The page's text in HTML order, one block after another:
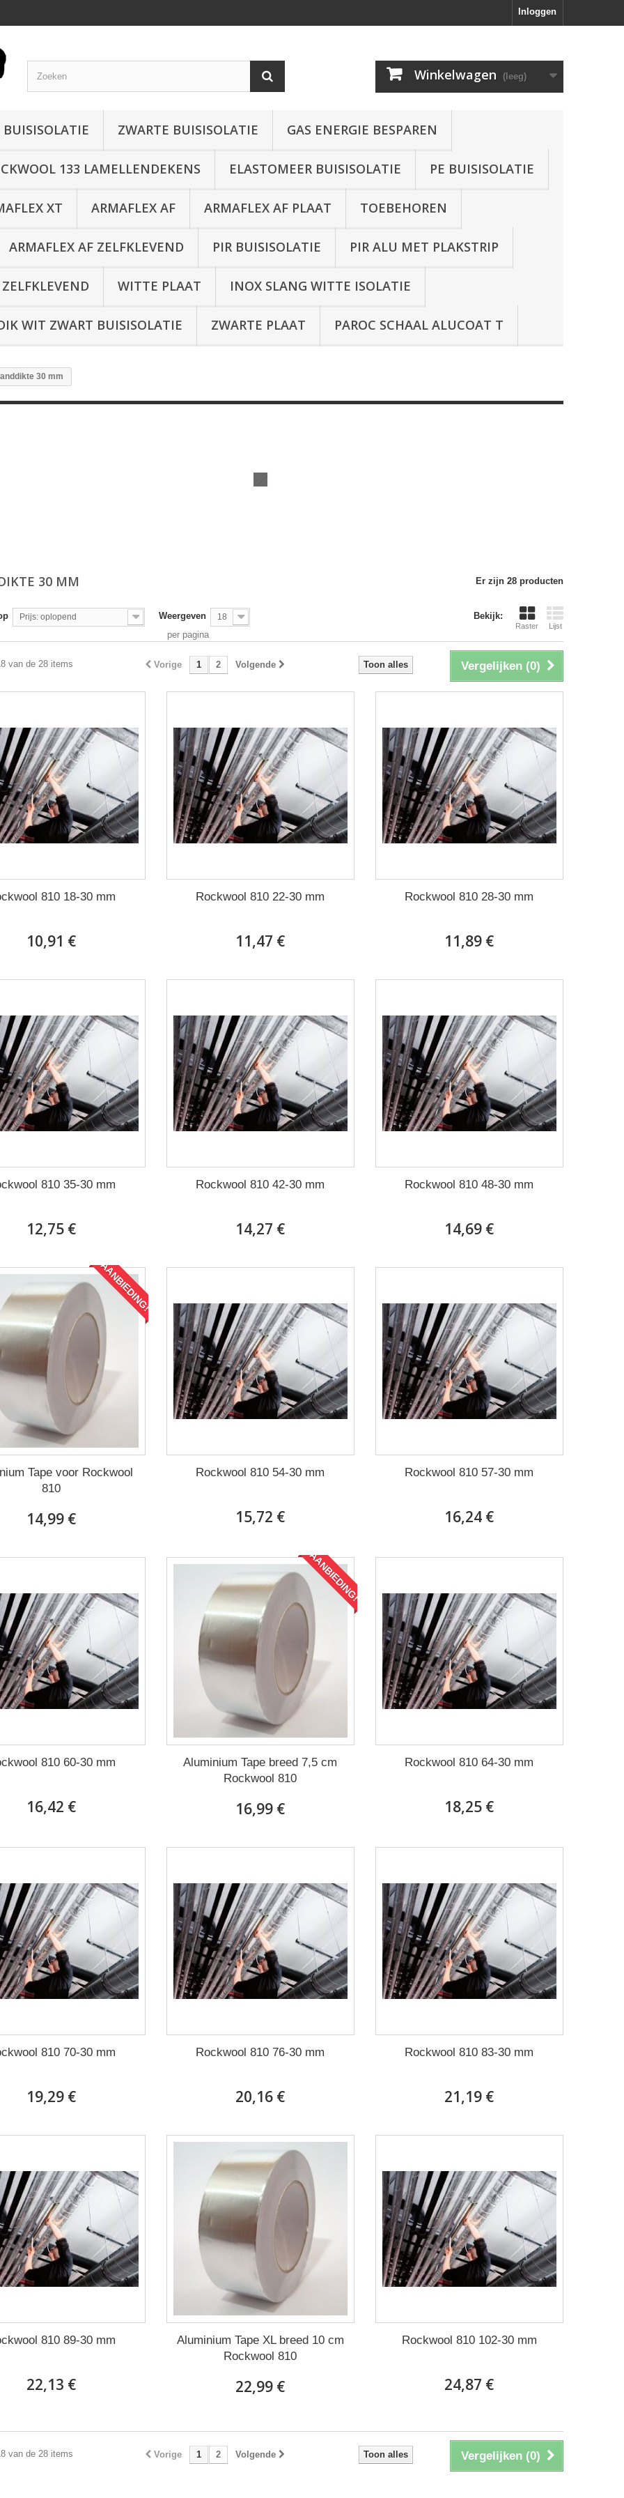
Inloggen
Winkelwagen (leeg)
ZWARTE BUISISOLATIE GAS ENERGIE BESPAREN
133 LAMELLENDEKENS ELASTOMEER BUISISOLATIE PE BUISISOLATIE
XT ARMAFLEX AF ARMAFLEX AF PLAAT TOEBEHOREN
ARMAFLEX AF ZELFKLEVEND PIR BUISISOLATIE PIR ALU MET PLAKSTRIP
WITTE PLAAT INOX SLANG WITTE ISOLATIE
WIT ZWART BUISISOLATIE ZWARTE PLAAT PAROC SCHAAL ALUCOAT T
30 mm
30 MM Er zijn 28 producten
Bekijk:
Raster Lijst
Prijs: oplopend Weergeven 18
per pagina
Vergelijken (0)
Toon alles
Vorige 1 2 Volgende
van de 28 items
810 18-30 mm
10,91 €
Rockwool 810 22-30 mm
11,47 €
Rockwool 810 28-30 mm
11,89 €
810 35-30 mm
12,75 €
Rockwool 810 42-30 mm
14,27 €
Rockwool 810 48-30 mm
14,69 €
AANBIEDING!
Tape voor Rockwool
810
14,99 €
Rockwool 810 54-30 mm
15,72 €
Rockwool 810 57-30 mm
16,24 €
810 60-30 mm
16,42 €
AANBIEDING!
Aluminium Tape breed 7,5 cm
Rockwool 810
16,99 €
Rockwool 810 64-30 mm
18,25 €
810 70-30 mm
19,29 €
Rockwool 810 76-30 mm
20,16 €
Rockwool 810 83-30 mm
21,19 €
810 89-30 mm
22,13 €
Aluminium Tape XL breed 10 cm
Rockwool 810
22,99 €
Rockwool 810 102-30 mm
24,87 €
Vergelijken (0)
Toon alles
Vorige 1 2 Volgende
van de 28 items